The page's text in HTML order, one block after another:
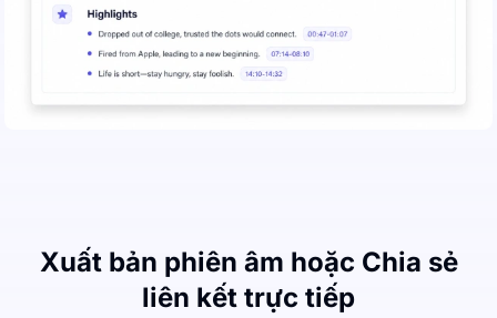
Xuất bản phiên âm hoặc Chia sẻ
liên kết trực tiếp